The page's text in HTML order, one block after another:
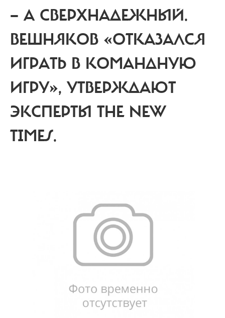
— А СВЕРХНАДЕЖНЫЙ.
ВЕШНЯКОВ «ОТКАЗАЛСЯ
ИГРАТЬ В КОМАНДНУЮ
ИГРУ», УТВЕРЖДАЮТ
ЭКСПЕРТЫ THE NEW
TIMES.